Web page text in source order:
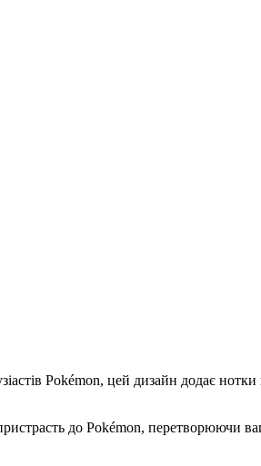
Pokémon, цей дизайн додає
до Pokémon, перетворюючи